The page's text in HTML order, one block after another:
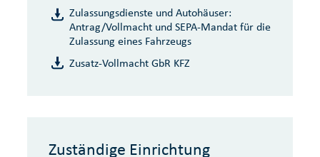
Zulassungsdienste und Autohäuser:
Antrag/Vollmacht und SEPA-Mandat für die
Zulassung eines Fahrzeugs
Zusatz-Vollmacht GbR KFZ
Zuständige Einrichtung